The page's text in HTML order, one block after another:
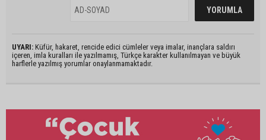
UYARI: Küfür, hakaret, rencide edici cümleler veya imalar, inançlara saldırı
içeren, imla kuralları ile yazılmamış, Türkçe karakter kullanılmayan ve büyük
harflerle yazılmış yorumlar onaylanmamaktadır.